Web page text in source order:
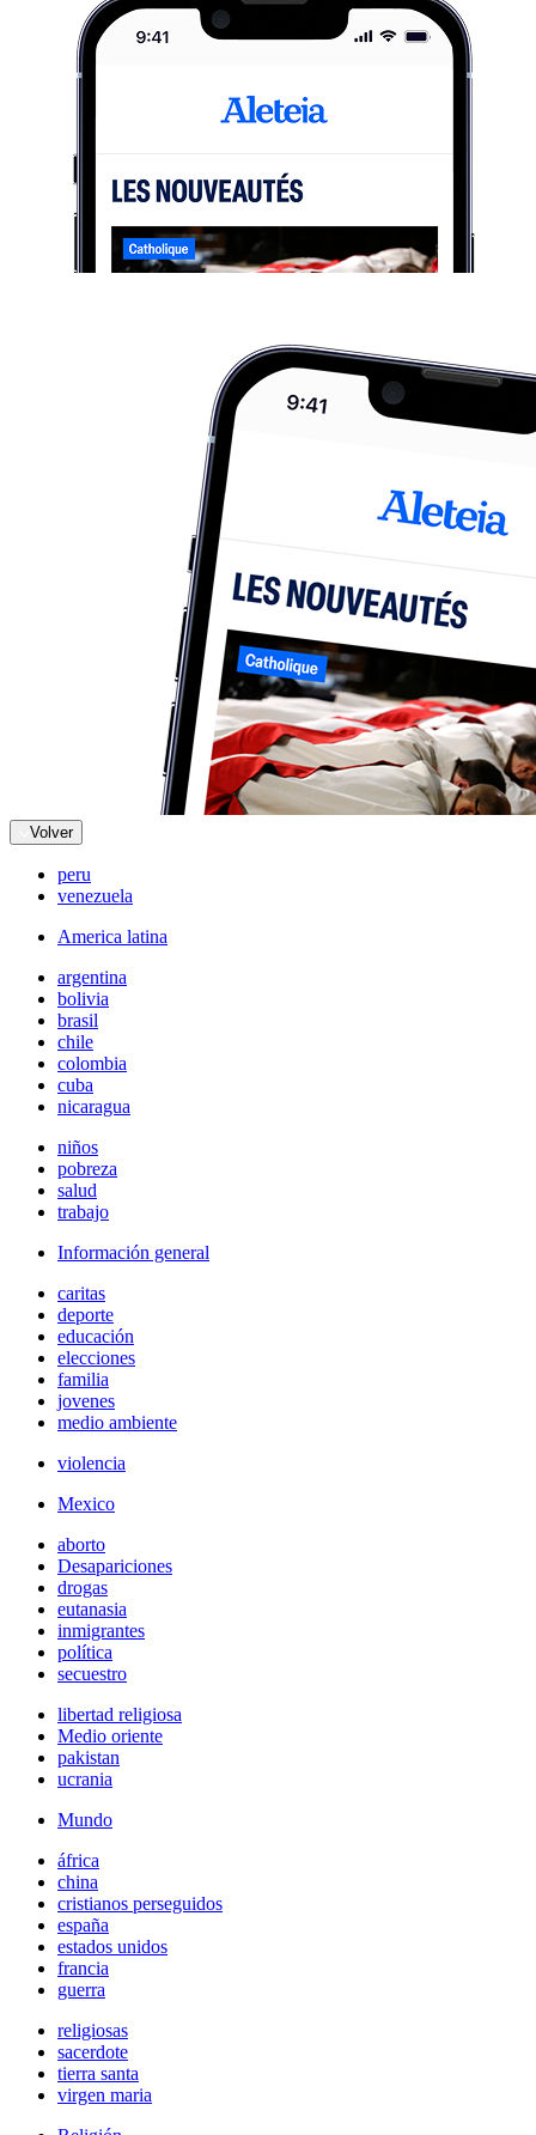
Volver
peru
venezuela
America latina
argentina
bolivia
brasil
chile
colombia
cuba
nicaragua
niños
pobreza
salud
trabajo
Información general
caritas
deporte
educación
elecciones
familia
jovenes
medio ambiente
violencia
Mexico
aborto
Desapariciones
drogas
eutanasia
inmigrantes
política
secuestro
libertad religiosa
Medio oriente
pakistan
ucrania
Mundo
áfrica
china
cristianos perseguidos
españa
estados unidos
francia
guerra
religiosas
sacerdote
tierra santa
virgen maria